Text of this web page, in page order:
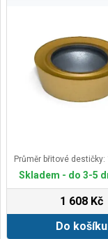
Průměr břitové destičky:
Skladem - do 3-5
1 608 Kč
Do košíku